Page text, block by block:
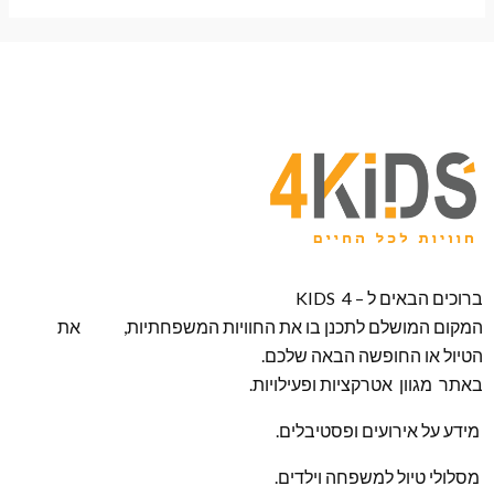
ברוכים הבאים ל – KIDS 4
המקום המושלם לתכנן בו את החוויות המשפחתיות, את
הטיול או החופשה הבאה שלכם.
באתר מגוון אטרקציות ופעילויות.
מידע על אירועים ופסטיבלים.
מסלולי טיול למשפחה וילדים.